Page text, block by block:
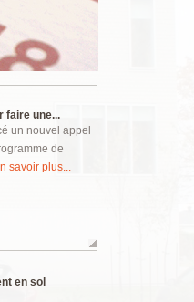
faire une...
un nouvel appel
de
savoir plus...
en sol